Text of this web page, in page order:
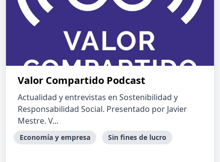
Valor Compartido Podcast
Actualidad y entrevistas en Sostenibilidad y
Responsabilidad Social. Presentado por Javier
Mestre. V...
Economía y empresa Sin fines de lucro